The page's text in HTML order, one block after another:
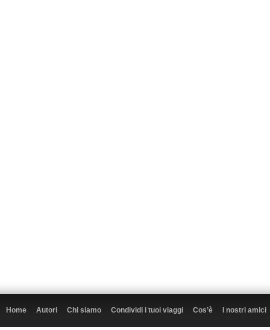
Home Autori Chi siamo Condividi i tuoi viaggi Cos’è I nostri amici